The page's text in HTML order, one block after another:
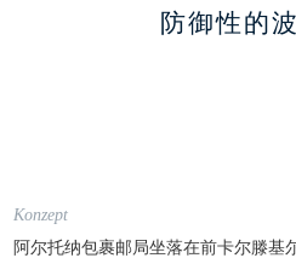
防御性的
Konzept
阿尔托纳包裹邮局坐落在前卡尔滕基